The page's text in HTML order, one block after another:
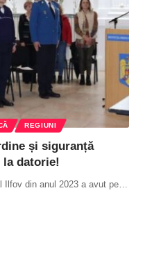
REGIUNI
și siguranță
la datorie!
Ilfov din anul 2023 a avut pe…